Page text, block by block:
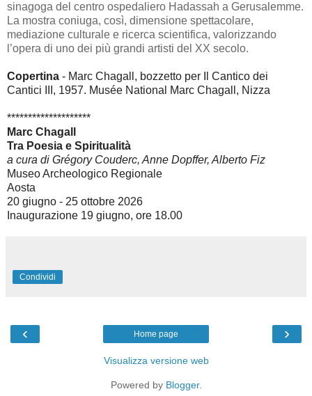
sinagoga del centro ospedaliero Hadassah a Gerusalemme.
La mostra coniuga, così, dimensione spettacolare,
mediazione culturale e ricerca scientifica, valorizzando
l’opera di uno dei più grandi artisti del XX secolo.
Copertina - Marc Chagall, bozzetto per Il Cantico dei
Cantici III, 1957. Musée National Marc Chagall, Nizza
********************
Marc Chagall
Tra Poesia e Spiritualità
a cura di Grégory Couderc, Anne Dopffer, Alberto Fiz
Museo Archeologico Regionale
Aosta
20 giugno - 25 ottobre 2026
Inaugurazione 19 giugno, ore 18.00
Condividi
‹ ›
Home page
Visualizza versione web
Powered by Blogger.